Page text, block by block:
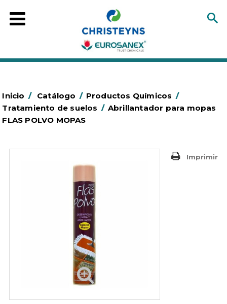
Inicio / Catálogo / Productos Químicos /
Tratamiento de suelos / Abrillantador para mopas
FLAS POLVO MOPAS
Imprimir